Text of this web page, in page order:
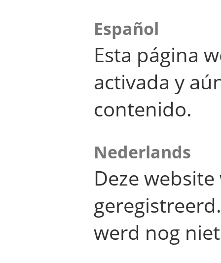
Español
Esta página
activada y
contenido.
Nederlands
Deze
werd nog